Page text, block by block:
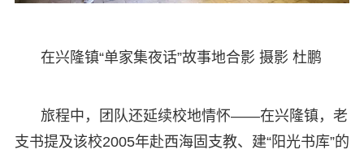
在兴隆镇“单家集夜话”故事地合影 摄影 杜鹏
旅程中，团队还延续校地情怀——在兴隆镇，老
支书提及该校2005年赴西海固支教、建“阳光书库”的